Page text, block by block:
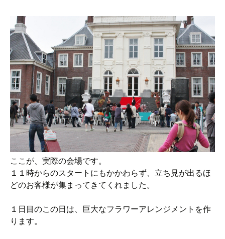
ここが、実際の会場です。
１１時からのスタートにもかかわらず、立ち見が出るほ
どのお客様が集まってきてくれました。
１日目のこの日は、巨大なフラワーアレンジメントを作
ります。